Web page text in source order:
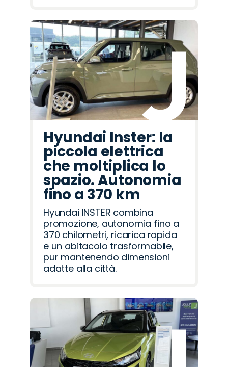
Hyundai Inster: la
piccola elettrica
che moltiplica lo
spazio. Autonomia
fino a 370 km
Hyundai INSTER combina
promozione, autonomia fino a
370 chilometri, ricarica rapida
e un abitacolo trasformabile,
pur mantenendo dimensioni
adatte alla città.